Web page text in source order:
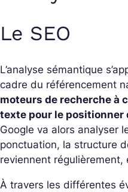
Le SEO
L’analyse sémantique
cadre du référencement
moteurs de recherche à
texte pour le positionner
Google va alors analyser
ponctuation, la structure
reviennent régulièrement,
À travers les différentes